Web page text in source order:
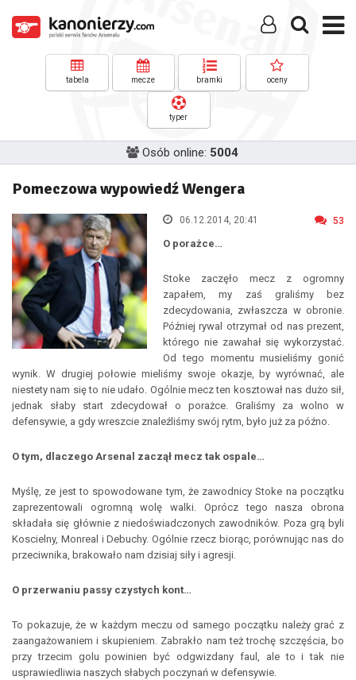
tabela mecze bramki oceny
typer
Osób online: 5004
Pomeczowa wypowiedź Wengera
06.12.2014, 20:41 53
O porażce…
Stoke zaczęło mecz z ogromny
zapałem, my zaś graliśmy bez
zdecydowania, zwłaszcza w obronie.
Później rywal otrzymał od nas prezent,
którego nie zawahał się wykorzystać.
Od tego momentu musieliśmy gonić
wynik. W drugiej połowie mieliśmy swoje okazje, by wyrównać, ale
niestety nam się to nie udało. Ogólnie mecz ten kosztował nas dużo sił,
jednak słaby start zdecydował o porażce. Graliśmy za wolno w
defensywie, a gdy wreszcie znaleźliśmy swój rytm, było już za późno.
O tym, dlaczego Arsenal zaczął mecz tak ospale…
Myślę, ze jest to spowodowane tym, że zawodnicy Stoke na początku
zaprezentowali ogromną wolę walki. Oprócz tego nasza obrona
składała się głównie z niedoświadczonych zawodników. Poza grą byli
Koscielny, Monreal i Debuchy. Ogólnie rzecz biorąc, porównując nas do
przeciwnika, brakowało nam dzisiaj siły i agresji.
O przerwaniu passy czystych kont…
To pokazuje, że w każdym meczu od samego początku należy grać z
zaangażowaniem i skupieniem. Zabrakło nam też trochę szczęścia, bo
przy trzecim golu powinien być odgwizdany faul, ale to i tak nie
usprawiedliwia naszych słabych poczynań w defensywie.